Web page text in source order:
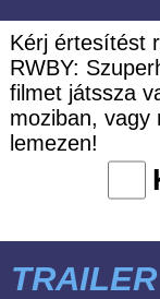
Kérj értesítést
RWBY:
filmet játssza
moziban, vagy
lemezen!
TRAILER